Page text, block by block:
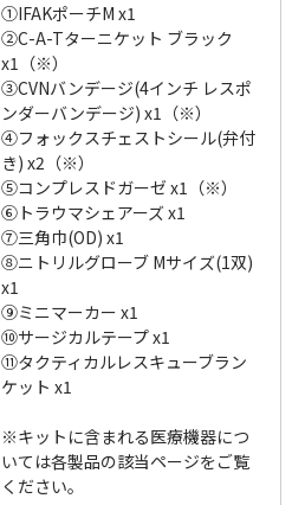
①IFAKポーチM x1
②C-A-Tターニケット ブラック
x1（※）
③CVNバンデージ(4インチ レスポ
ンダーバンデージ) x1（※）
④フォックスチェストシール(弁付
き) x2（※）
⑤コンプレスドガーゼ x1（※）
⑥トラウマシェアーズ x1
⑦三角巾(OD) x1
⑧ニトリルグローブ Mサイズ(1双)
x1
⑨ミニマーカー x1
⑩サージカルテープ x1
⑪タクティカルレスキューブラン
ケット x1
※キットに含まれる医療機器につ
いては各製品の該当ページをご覧
ください。